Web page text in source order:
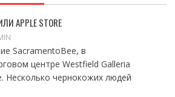
APPLE STORE
SacramentoBee, в
центре Westfield Galleria
Несколько чернокожих людей